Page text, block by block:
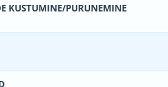
KUSTUMINE/PURUNEMINE
- 0 viiest (keskmiselt)
1234 5